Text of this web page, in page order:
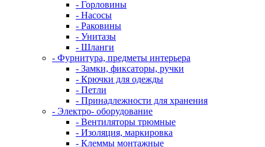
- Горловины
- Насосы
- Раковины
- Унитазы
- Шланги
- Фурнитура, предметы интерьера
- Замки, фиксаторы, ручки
- Крючки для одежды
- Петли
- Принадлежности для хранения
- Электро- оборудование
- Вентиляторы трюмные
- Изоляция, маркировка
- Клеммы монтажные